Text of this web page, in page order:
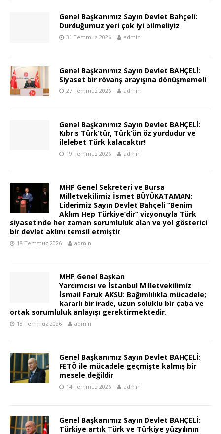
Genel Başkanımız Sayın Devlet Bahçeli:
Durduğumuz yeri çok iyi bilmeliyiz
31 Temmuz 2026 admin
Genel Başkanımız Sayın Devlet BAHÇELİ:
Siyaset bir rövanş arayışına dönüşmemeli
27 Temmuz 2026 admin
Genel Başkanımız Sayın Devlet BAHÇELİ:
Kıbrıs Türk’tür, Türk’ün öz yurdudur ve
ilelebet Türk kalacaktır!
19 Temmuz 2026 admin
MHP Genel Sekreteri ve Bursa
Milletvekilimiz İsmet BÜYÜKATAMAN:
Liderimiz Sayın Devlet Bahçeli “Benim
Aklım Hep Türkiye’dir” vizyonuyla Türk
siyasetinde her zaman sorumluluk alan ve yol gösterici
bir devlet aklını temsil etmiştir
18 Temmuz 2026 admin
MHP Genel Başkan
Yardımcısı ve İstanbul Milletvekilimiz
İsmail Faruk AKSU: Bağımlılıkla mücadele;
kararlı bir irade, uzun soluklu bir çaba ve
ortak sorumluluk anlayışı gerektirmektedir.
18 Temmuz 2026 admin
Genel Başkanımız Sayın Devlet BAHÇELİ:
FETÖ ile mücadele geçmişte kalmış bir
mesele değildir
14 Temmuz 2026 admin
Genel Başkanımız Sayın Devlet BAHÇELİ:
Türkiye artık Türk ve Türkiye yüzyılının